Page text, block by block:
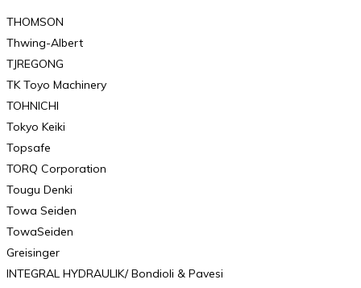
THOMSON
Thwing-Albert
TJREGONG
TK Toyo Machinery
TOHNICHI
Tokyo Keiki
Topsafe
TORQ Corporation
Tougu Denki
Towa Seiden
TowaSeiden
Greisinger
INTEGRAL HYDRAULIK/ Bondioli & Pavesi